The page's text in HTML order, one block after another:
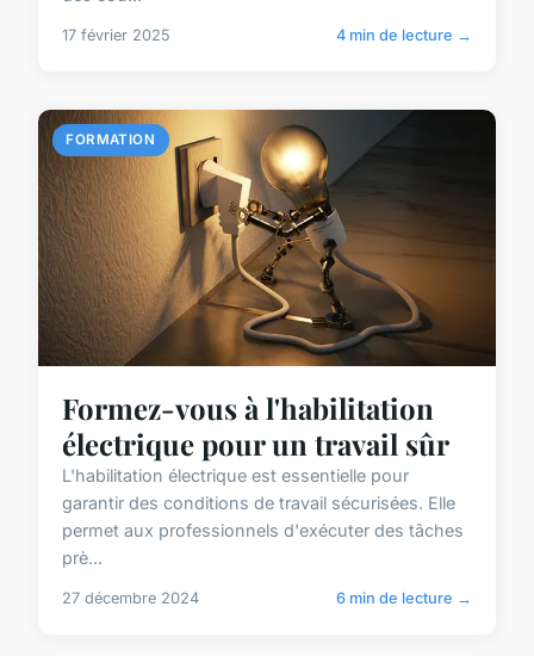
17 février 2025 4 min de lecture →
FORMATION
Formez-vous à l'habilitation
électrique pour un travail sûr
L'habilitation électrique est essentielle pour
garantir des conditions de travail sécurisées. Elle
permet aux professionnels d'exécuter des tâches
prè...
27 décembre 2024 6 min de lecture →